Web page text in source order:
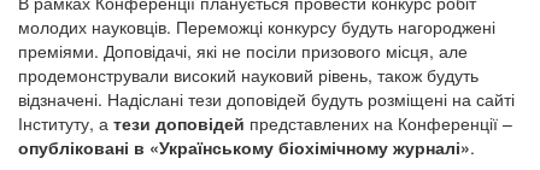
молодих науковців. Переможці конкурсу будуть нагороджені
преміями. Доповідачі, які не посіли призового місця, але
продемонстрували високий науковий рівень, також будуть
відзначені. Надіслані тези доповідей будуть розміщені на сайті
Інституту, а тези доповідей представлених на Конференції –
опубліковані в «Українському біохімічному журналі».